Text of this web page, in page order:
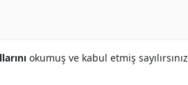
okumuş ve kabul etmiş sayılırsınız